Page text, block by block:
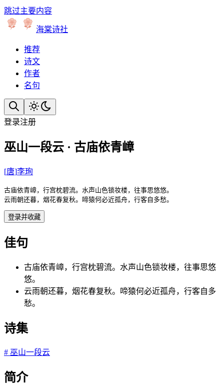
跳过主要内容
海棠诗社
推荐
诗文
作者
名句
登录注册
巫山一段云 · 古庙依青嶂
[唐]李珣
古庙依青嶂，行宫枕碧流。水声山色锁妆楼，往事思悠悠。
云雨朝还暮，烟花春复秋。啼猿何必近孤舟，行客自多愁。
登录并收藏
佳句
古庙依青嶂，行宫枕碧流。水声山色锁妆楼，往事思悠
悠。
云雨朝还暮，烟花春复秋。啼猿何必近孤舟，行客自多
愁。
诗集
# 巫山一段云
简介